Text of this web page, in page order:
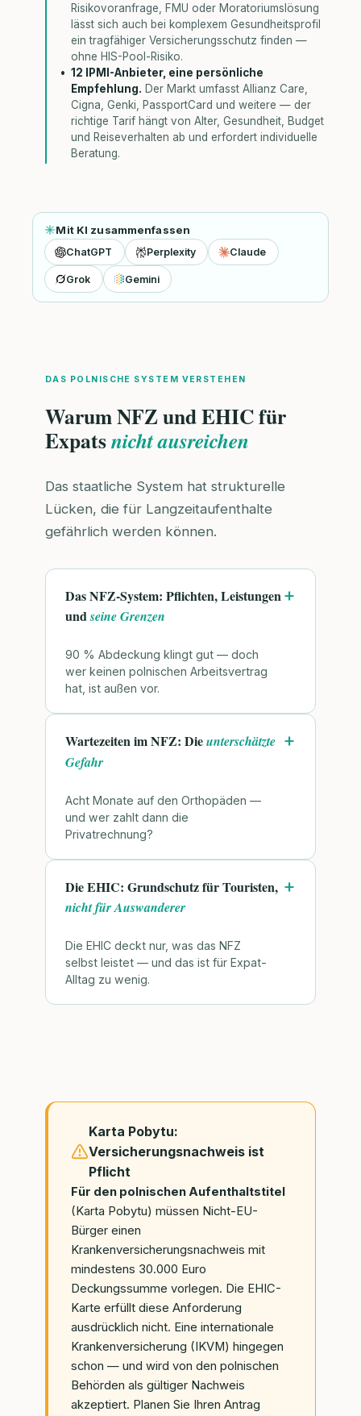
Risikovoranfrage, FMU oder Moratoriumslösung
lässt sich auch bei komplexem Gesundheitsprofil
ein tragfähiger Versicherungsschutz finden —
ohne HIS-Pool-Risiko.
12 IPMI-Anbieter, eine persönliche
Empfehlung. Der Markt umfasst Allianz Care,
Cigna, Genki, PassportCard und weitere — der
richtige Tarif hängt von Alter, Gesundheit, Budget
und Reiseverhalten ab und erfordert individuelle
Beratung.
Mit KI zusammenfassen
ChatGPT Perplexity Claude
Grok Gemini
DAS POLNISCHE SYSTEM VERSTEHEN
Warum NFZ und EHIC für
Expatsnicht ausreichen
Das staatliche System hat strukturelle
Lücken, die für Langzeitaufenthalte
gefährlich werden können.
Das NFZ-System: Pflichten, Leistungen
undseine Grenzen
90 % Abdeckung klingt gut — doch
wer keinen polnischen Arbeitsvertrag
hat, ist außen vor.
Wartezeiten im NFZ: Dieunterschätzte
Gefahr
Acht Monate auf den Orthopäden —
und wer zahlt dann die
Privatrechnung?
Die EHIC: Grundschutz für Touristen,
nicht für Auswanderer
Die EHIC deckt nur, was das NFZ
selbst leistet — und das ist für Expat-
Alltag zu wenig.
Karta Pobytu:
Versicherungsnachweis ist
Pflicht
Für den polnischen Aufenthaltstitel
(Karta Pobytu) müssen Nicht-EU-
Bürger einen
Krankenversicherungsnachweis mit
mindestens 30.000 Euro
Deckungssumme vorlegen. Die EHIC-
Karte erfüllt diese Anforderung
ausdrücklich nicht. Eine internationale
Krankenversicherung (IKVM) hingegen
schon — und wird von den polnischen
Behörden als gültiger Nachweis
akzeptiert. Planen Sie Ihren Antrag